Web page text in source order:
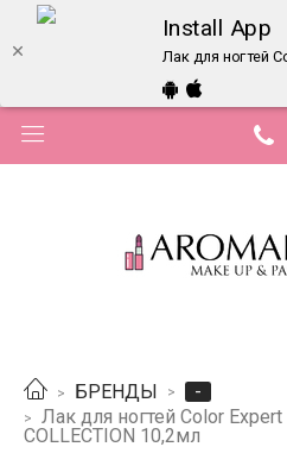
Install App
Лак для ногтей
БРЕНДЫ
-
Лак для ногтей Color Expert
COLLECTION 10,2мл